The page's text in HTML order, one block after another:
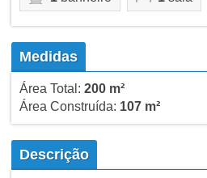
Medidas
Área Total: 200 m²
Área Construída: 107 m²
Descrição